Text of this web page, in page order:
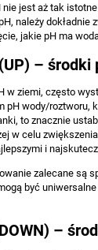
1 SZT. /
nie jest aż tak
należy dokładnie
jakie pH ma
–
w ziemi, często
pH wody/roztworu,
to znacznie
w celu
i
zalecane są
być
–